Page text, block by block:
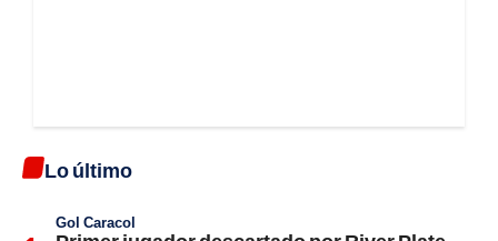
Lo último
Gol Caracol